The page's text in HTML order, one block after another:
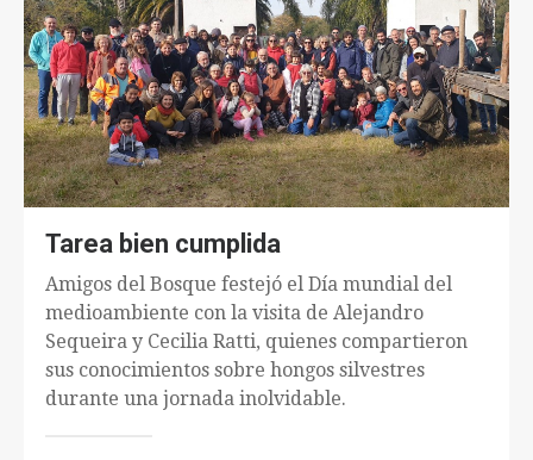
Tarea bien cumplida
Amigos del Bosque festejó el Día mundial del
medioambiente con la visita de Alejandro
Sequeira y Cecilia Ratti, quienes compartieron
sus conocimientos sobre hongos silvestres
durante una jornada inolvidable.